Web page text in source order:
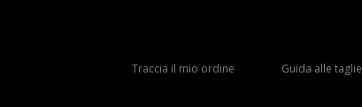
Traccia il mio ordine Guida alle taglie